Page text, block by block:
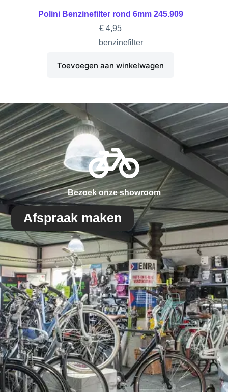
Polini Benzinefilter rond 6mm 245.909
€ 4,95
benzinefilter
Toevoegen aan winkelwagen
Bezoek onze showroom
Afspraak maken